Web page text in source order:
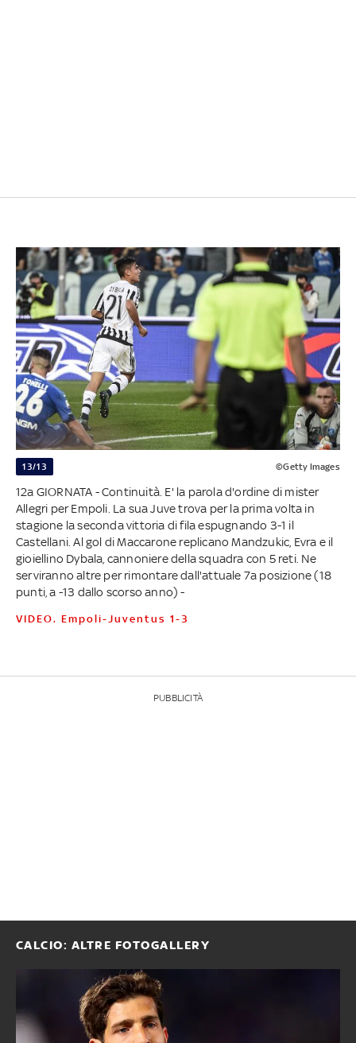
13/13 ©Getty Images
12a GIORNATA - Continuità. E' la parola d'ordine di mister
Allegri per Empoli. La sua Juve trova per la prima volta in
stagione la seconda vittoria di fila espugnando 3-1 il
Castellani. Al gol di Maccarone replicano Mandzukic, Evra e il
gioiellino Dybala, cannoniere della squadra con 5 reti. Ne
serviranno altre per rimontare dall'attuale 7a posizione (18
punti, a -13 dallo scorso anno) -
VIDEO. Empoli-Juventus 1-3
PUBBLICITÀ
CALCIO: ALTRE FOTOGALLERY